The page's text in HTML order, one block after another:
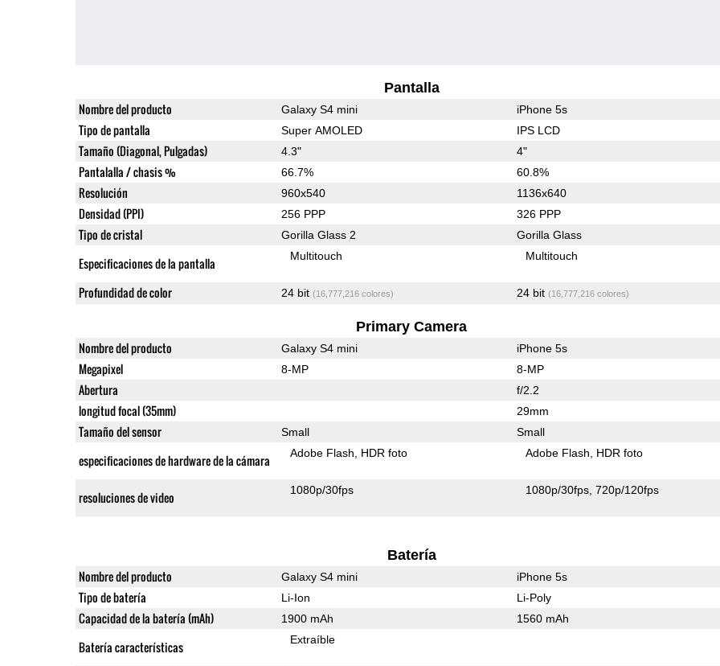
Pantalla
Nombre del producto Galaxy S4 mini iPhone 5s
Tipo de pantalla Super AMOLED IPS LCD
Tamaño (Diagonal, Pulgadas) 4.3" 4"
Pantalalla / chasis % 66.7% 60.8%
Resolución 960x540 1136x640
Densidad (PPI) 256 PPP 326 PPP
Tipo de cristal Gorilla Glass 2 Gorilla Glass
Especificaciones de la pantalla Multitouch Multitouch
Profundidad de color 24 bit (16,777,216 colores) 24 bit (16,777,216 colores)
Primary Camera
Nombre del producto Galaxy S4 mini iPhone 5s
Megapixel 8-MP 8-MP
Abertura f/2.2
longitud focal (35mm) 29mm
Tamaño del sensor Small Small
especificaciones de hardware de la cámara Adobe Flash HDR foto Adobe Flash HDR foto
resoluciones de video 1080p/30fps 1080p/30fps 720p/120fps
Batería
Nombre del producto Galaxy S4 mini iPhone 5s
Tipo de batería Li-Ion Li-Poly
Capacidad de la batería (mAh) 1900 mAh 1560 mAh
Batería características Extraíble